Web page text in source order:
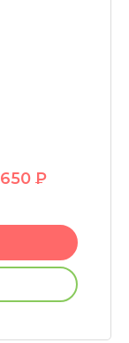
650 P